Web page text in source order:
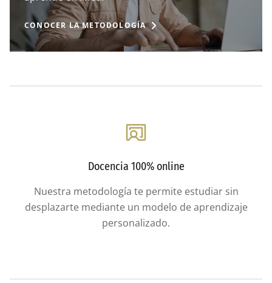
CONOCER LA METODOLOGÍA
Docencia 100% online
Nuestra metodología te permite estudiar sin
desplazarte mediante un modelo de aprendizaje
personalizado.